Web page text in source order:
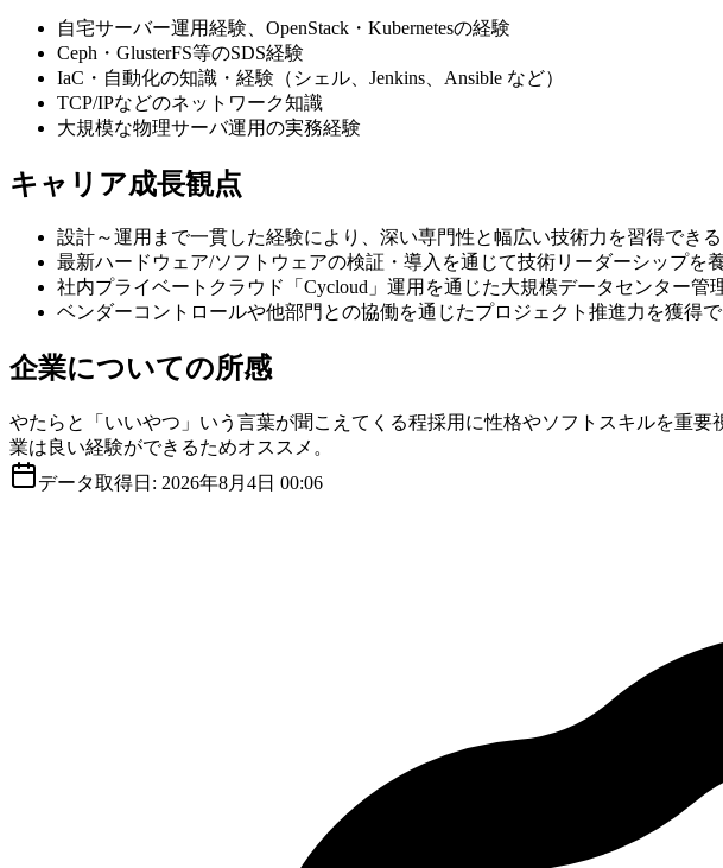
自宅サーバー運用経験、OpenStack・Kubernetesの経験
Ceph・GlusterFS等のSDS経験
IaC・自動化の知識・経験（シェル、Jenkins、Ansible など）
TCP/IPなどのネットワーク知識
大規模な物理サーバ運用の実務経験
キャリア成長観点
設計～運用まで一貫した経験により、深い専門性と幅広い技術力を習得できる
最新ハードウェア/ソフトウェアの検証・導入を通じて技術リーダーシップを
社内プライベートクラウド「Cycloud」運用を通じた大規模データセンター管
ベンダーコントロールや他部門との協働を通じたプロジェクト推進力を獲得
企業についての所感
やたらと「いいやつ」いう言葉が聞こえてくる程採用に性格やソフトスキルを重
業は良い経験ができるためオススメ。
データ取得日: 2026年8月4日 00:06